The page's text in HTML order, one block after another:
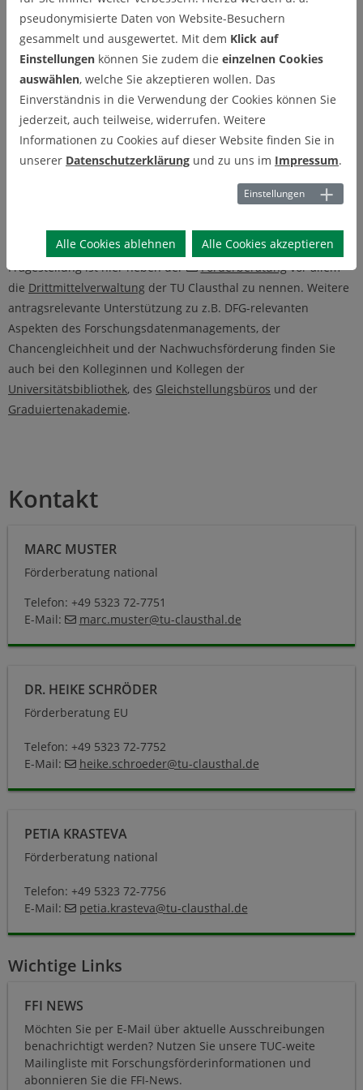
Einbindung der Hochschulleitung sowie hinsichtlich spezieller
"Querschnittsthemen" wie Forschungsdatenmanagement,
Chancengleichheit oder Nachwuchsförderung zu beachten.
Spezifische Informationen hierzu haben wir in einer
zum Antragsprozessund in den Hinweisen zu relevanten
Förderprogrammenzusammengestellt.
Thematische Ansprechpartner
Die zentralen Service- und Verwaltungseinheiten der TU
Clausthal stehen Ihnen bei der Vorbereitung, Beantragung und
Durchführung von Forschungsvorhaben unterstützend zur
Seite. Je nach Status Ihres Vorhabens und spezifischer
Fragestellung ist hier neben der
Förderberatungvor allem
die Drittmittelverwaltung der TU Clausthal zu nennen. Weitere
antragsrelevante Unterstützung zu z.B. DFG-relevanten
Aspekten des Forschungsdatenmanagements, der
Chancengleichheit und der Nachwuchsförderung finden Sie
auch bei den Kolleginnen und Kollegen der
Universitätsbibliothek, des Gleichstellungsbüros und der
Graduiertenakademie.
Kontakt
MARC MUSTER
Förderberatung national
Telefon: +49 5323 72-7751
E-Mail:
marc.muster@tu-clausthal.de
DR. HEIKE SCHRÖDER
Förderberatung EU
Telefon: +49 5323 72-7752
E-Mail:
heike.schroeder@tu-clausthal.de
PETIA KRASTEVA
Förderberatung national
Telefon: +49 5323 72-7756
E-Mail:
petia.krasteva@tu-clausthal.de
Wichtige Links
FFI NEWS
Möchten Sie per E-Mail über aktuelle Ausschreibungen
benachrichtigt werden? Nutzen Sie unsere TUC-weite
Mailingliste mit Forschungsförderinformationen und
abonnieren Sie die FFI-News.
pseudonymisierte Daten von Website-Besuchern
gesammelt und ausgewertet. Mit dem Klick auf
Einstellungen können Sie zudem die einzelnen Cookies
auswählen, welche Sie akzeptieren wollen. Das
Einverständnis in die Verwendung der Cookies können Sie
jederzeit, auch teilweise, widerrufen. Weitere
Informationen zu Cookies auf dieser Website finden Sie in
unserer Datenschutzerklärung und zu uns im Impressum.
Einstellungen
Alle Cookies ablehnen Alle Cookies akzeptieren